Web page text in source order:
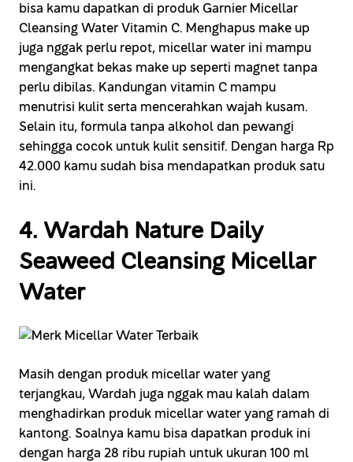
bisa kamu dapatkan di produk Garnier Micellar
Cleansing Water Vitamin C. Menghapus make up
juga nggak perlu repot, micellar water ini mampu
mengangkat bekas make up seperti magnet tanpa
perlu dibilas. Kandungan vitamin C mampu
menutrisi kulit serta mencerahkan wajah kusam.
Selain itu, formula tanpa alkohol dan pewangi
sehingga cocok untuk kulit sensitif. Dengan harga Rp
42.000 kamu sudah bisa mendapatkan produk satu
ini.
4. Wardah Nature Daily
Seaweed Cleansing Micellar
Water
Masih dengan produk micellar water yang
terjangkau, Wardah juga nggak mau kalah dalam
menghadirkan produk micellar water yang ramah di
kantong. Soalnya kamu bisa dapatkan produk ini
dengan harga 28 ribu rupiah untuk ukuran 100 ml